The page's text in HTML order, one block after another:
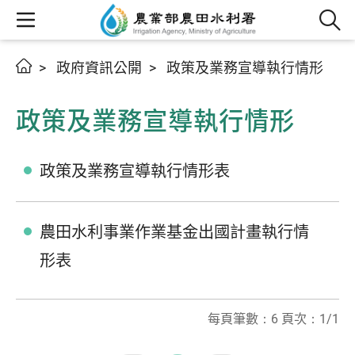
政府資訊公開 政策及業務宣導執行情形
政策及業務宣導執行情形
政策及業務宣導執行情形表
農田水利事業作業基金出國計畫執行情
形表
每頁筆數：6 頁次：1/1